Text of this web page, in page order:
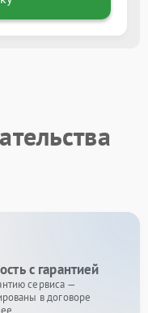
с гарантией
сервиса —
в договоре